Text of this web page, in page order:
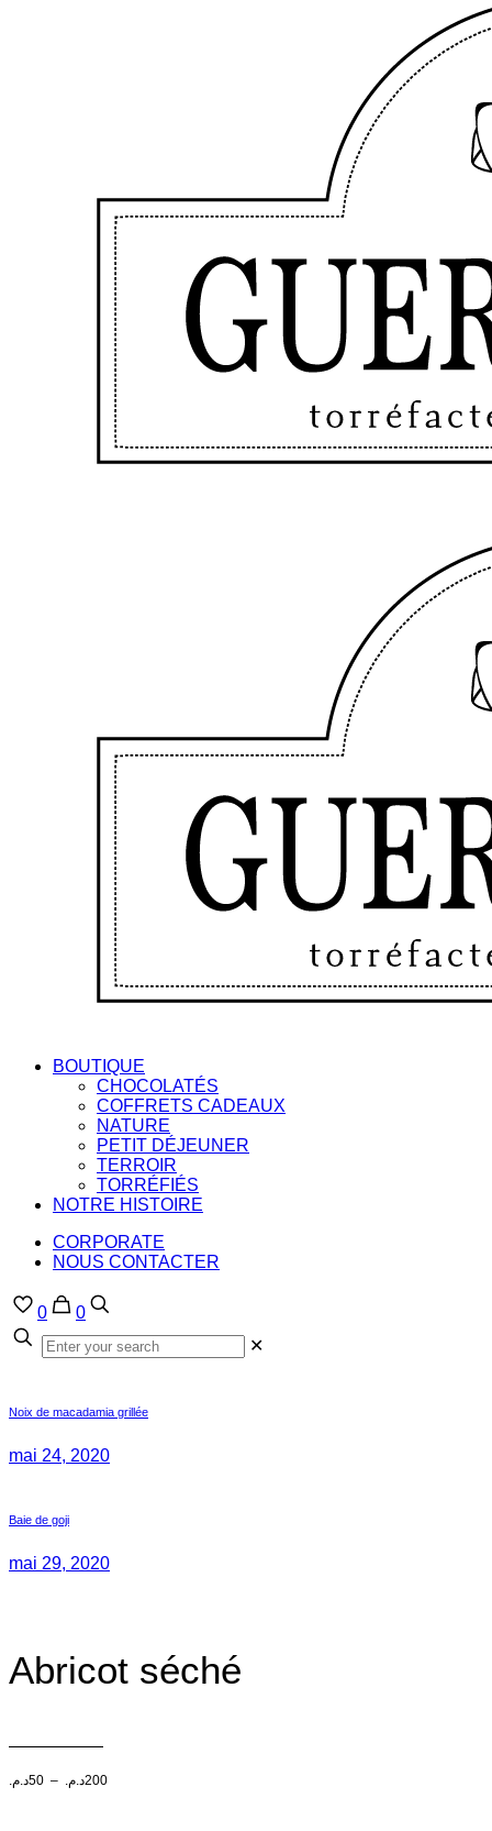
BOUTIQUE
CHOCOLATÉS
COFFRETS CADEAUX
NATURE
PETIT DÉJEUNER
TERROIR
TORRÉFIÉS
NOTRE HISTOIRE
CORPORATE
NOUS CONTACTER
0
0
✕
Noix de macadamia grillée
mai 24, 2020
Baie de goji
mai 29, 2020
Abricot séché
50د.م. – 200د.م. Plage